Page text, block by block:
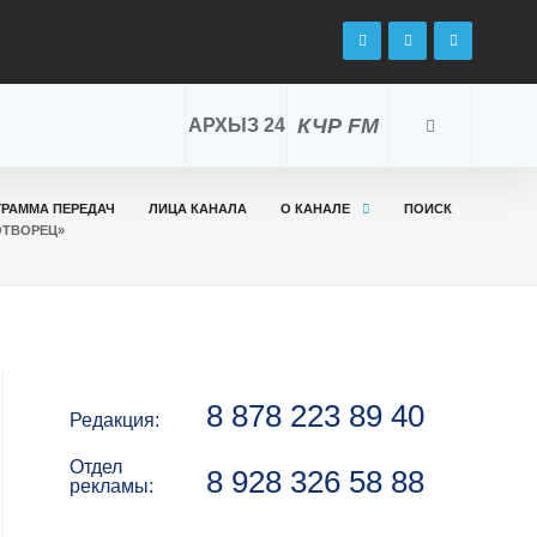
КЧР FM
АРХЫЗ 24
ПЕРЕДАЧ ЛИЦА КАНАЛА О КАНАЛЕ
ПОИСК
Редакция: 8 878 223 89 40
Отдел
рекламы:
8 928 326 58 88